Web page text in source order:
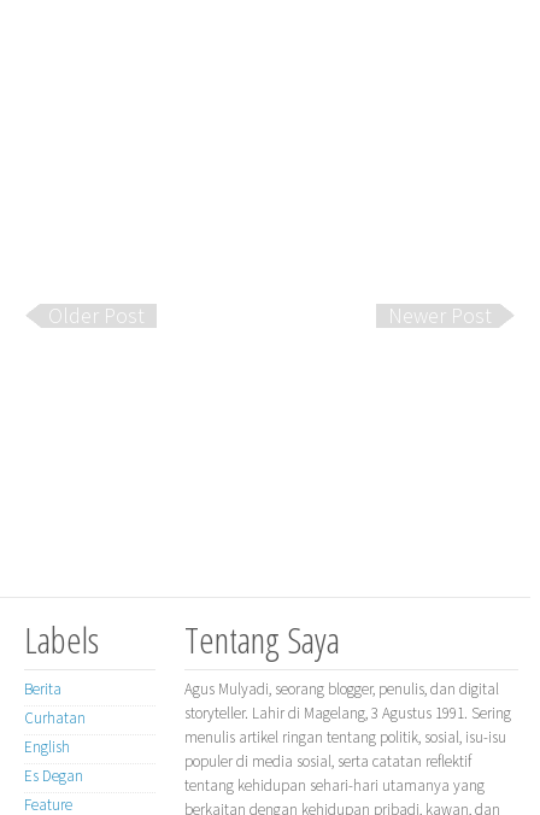
Newer Post
Older Post
Labels
Berita
Curhatan
English
Es Degan
Feature
Tentang Saya
Agus Mulyadi, seorang blogger, penulis, dan digital
storyteller. Lahir di Magelang, 3 Agustus 1991. Sering
menulis artikel ringan tentang politik, sosial, isu-isu
populer di media sosial, serta catatan reflektif
tentang kehidupan sehari-hari utamanya yang
berkaitan dengan kehidupan pribadi, kawan, dan